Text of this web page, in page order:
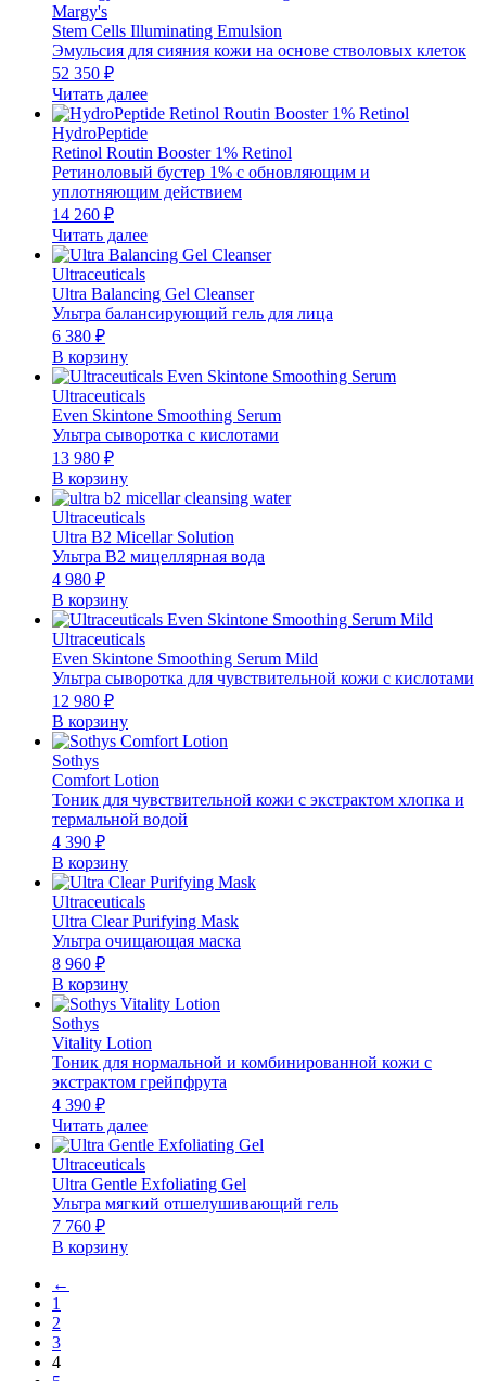
Margy's
Stem Cells Illuminating Emulsion
Эмульсия для сияния кожи на основе стволовых клеток
52 350 ₽
Читать далее
HydroPeptide
Retinol Routin Booster 1% Retinol
Ретиноловый бустер 1% с обновляющим и
уплотняющим действием
14 260 ₽
Читать далее
Ultraceuticals
Ultra Balancing Gel Cleanser
Ультра балансирующий гель для лица
6 380 ₽
В корзину
Ultraceuticals
Even Skintone Smoothing Serum
Ультра сыворотка с кислотами
13 980 ₽
В корзину
Ultraceuticals
Ultra B2 Micellar Solution
Ультра B2 мицеллярная вода
4 980 ₽
В корзину
Ultraceuticals
Even Skintone Smoothing Serum Mild
Ультра сыворотка для чувствительной кожи с кислотами
12 980 ₽
В корзину
Sothys
Comfort Lotion
Тоник для чувствительной кожи с экстрактом хлопка и
термальной водой
4 390 ₽
В корзину
Ultraceuticals
Ultra Clear Purifying Mask
Ультра очищающая маска
8 960 ₽
В корзину
Sothys
Vitality Lotion
Тоник для нормальной и комбинированной кожи с
экстрактом грейпфрута
4 390 ₽
Читать далее
Ultraceuticals
Ultra Gentle Exfoliating Gel
Ультра мягкий отшелушивающий гель
7 760 ₽
В корзину
←
1
2
3
4